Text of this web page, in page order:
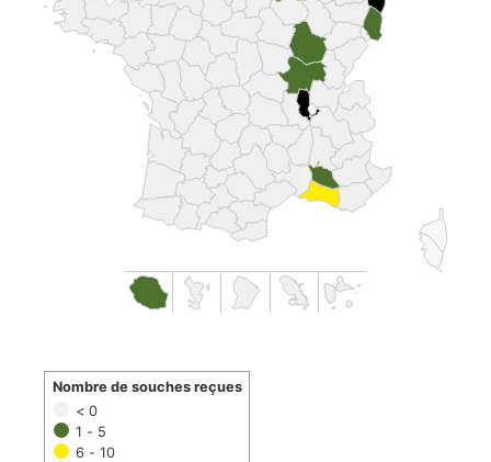
< 0
1 - 5
6 - 10
Nombre de souches reçues